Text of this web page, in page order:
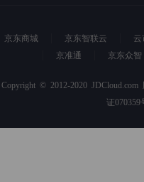
京东商城 京东智联云 云
京准通
京东众智
Copyright © 2012-2020 JDCloud.com
证070359